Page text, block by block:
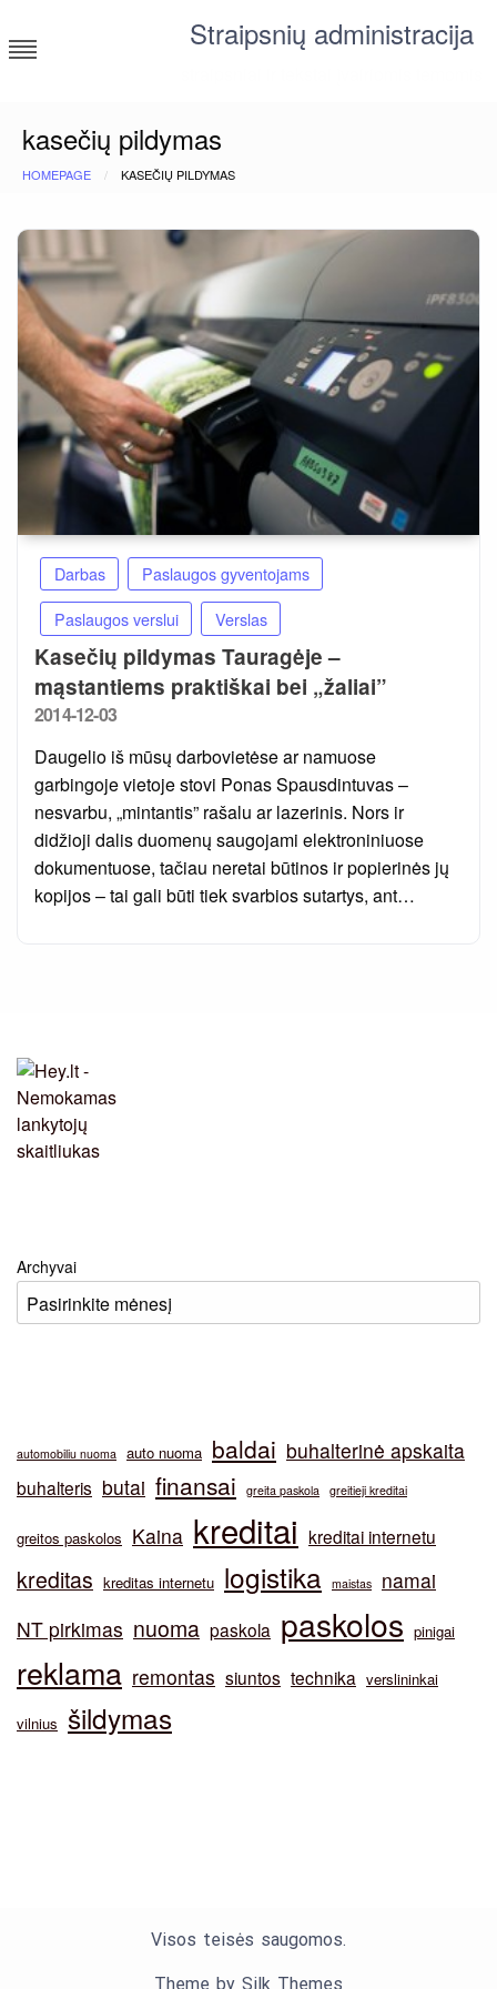
to
content
Straipsnių administracija
kasečių pildymas
HOMEPAGE KASEČIŲ PILDYMAS
Darbas
Paslaugos gyventojams
Paslaugos verslui
Verslas
Kasečių pildymas Tauragėje –
mąstantiems praktiškai bei „žaliai”
Posted
2014-12-03
Daugelio iš mūsų darbovietėse ar namuose
garbingoje vietoje stovi Ponas Spausdintuvas –
nesvarbu, „mintantis” rašalu ar lazerinis. Nors ir
didžioji dalis duomenų saugojami elektroniniuose
dokumentuose, tačiau neretai būtinos ir popierinės jų
kopijos – tai gali būti tiek svarbios sutartys, ant…
Archyvai
automobiliu nuoma auto nuoma baldai buhalterinė apskaita
buhalteris butai finansai greita paskola greitieji kreditai
greitos paskolos Kaina kreditai kreditai internetu
kreditas kreditas internetu logistika maistas
namai
NT pirkimas nuoma paskola paskolos pinigai
reklama remontas siuntos technika verslininkai
vilnius šildymas
Visos teisės saugomos.
Theme by Silk Themes